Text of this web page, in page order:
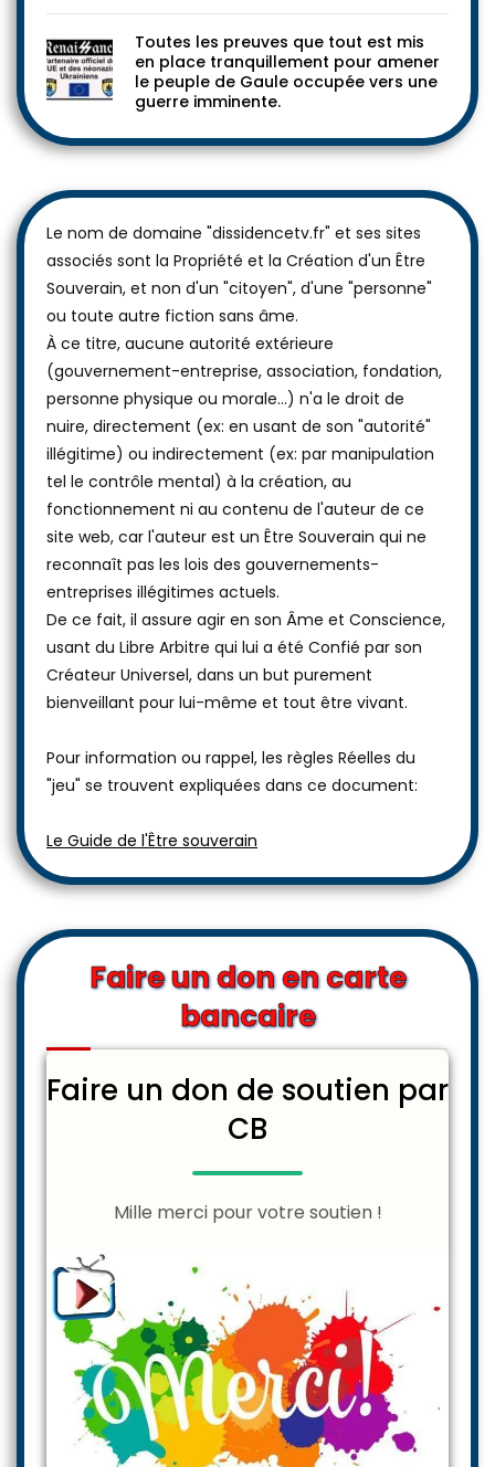
Toutes les preuves que tout est mis
en place tranquillement pour amener
le peuple de Gaule occupée vers une
guerre imminente.
Le nom de domaine "dissidencetv.fr" et ses sites
associés sont la Propriété et la Création d'un Être
Souverain, et non d'un "citoyen", d'une "personne"
ou toute autre fiction sans âme.
À ce titre, aucune autorité extérieure
(gouvernement-entreprise, association, fondation,
personne physique ou morale...) n'a le droit de
nuire, directement (ex: en usant de son "autorité"
illégitime) ou indirectement (ex: par manipulation
tel le contrôle mental) à la création, au
fonctionnement ni au contenu de l'auteur de ce
site web, car l'auteur est un Être Souverain qui ne
reconnaît pas les lois des gouvernements-
entreprises illégitimes actuels.
De ce fait, il assure agir en son Âme et Conscience,
usant du Libre Arbitre qui lui a été Confié par son
Créateur Universel, dans un but purement
bienveillant pour lui-même et tout être vivant.
Pour information ou rappel, les règles Réelles du
"jeu" se trouvent expliquées dans ce document:
Le Guide de l'Être souverain
Faire un don en carte
bancaire
Faire un don de soutien par
CB
Mille merci pour votre soutien !